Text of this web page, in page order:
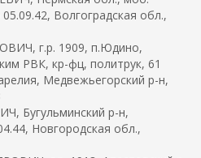
Волгоградская обл.,
г.р. 1909, п.Юдино,
РВК, кр-фц, политрук, 61
Медвежьегорский р-н,
Бугульминский р-н,
Новгородская обл.,